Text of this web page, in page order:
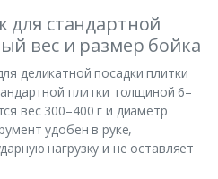
для стандартной
вес и размер бойка
деликатной посадки плитки
плитки толщиной 6–
вес 300–400 г и диаметр
удобен в руке,
нагрузку и не оставляет